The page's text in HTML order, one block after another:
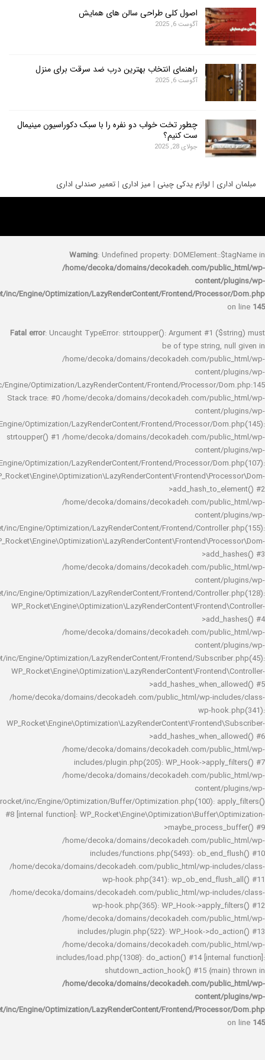
اصول کلی طراحی سالن های همایش
آگوست 6, 2025
راهنمای انتخاب بهترین درب ضد سرقت برای منزل
آگوست 6, 2025
چطور تخت خواب دو نفره را با سبک دکوراسیون مینیمال
ست کنیم؟
جولای 28, 2025
|لوازم یدکی چینی|میز اداری| تعمیر صندلی اداری
Warning: Undefined property:
/home/decoka/domains/decokadeh.com/
rocket/inc/Engine/Optimization/LazyRenderContent/Frontend/
Fatal error : Uncaught TypeError: strtoupper(): Argument #1
be of type string,
/home/decoka/domains/decokadeh.com/
rocket/inc/Engine/Optimization/LazyRenderContent/Frontend/Processor/
Stack trace: #0 /home/decoka/domains/decokadeh.com/
rocket/inc/Engine/Optimization/LazyRenderContent/Frontend/Processor/
strtoupper() #1 /home/decoka/domains/decokadeh.com/
rocket/inc/Engine/Optimization/LazyRenderContent/Frontend/Processor/
/home/decoka/domains/decokadeh.com/
rocket/inc/Engine/Optimization/LazyRenderContent/Frontend/
/home/decoka/domains/decokadeh.com/
rocket/inc/Engine/Optimization/LazyRenderContent/Frontend/
/home/decoka/domains/decokadeh.com/
rocket/inc/Engine/Optimization/LazyRenderContent/Frontend/
/home/decoka/domains/decokadeh.com/public_html/wp-
wp-
/home/decoka/domains/decokadeh.com/
includes/plugin.php(205): WP_Hook-
/home/decoka/domains/decokadeh.com/
rocket/inc/Engine/Optimization/Buffer/Optimization.php(100):
#8 [internal function]:
/home/decoka/domains/decokadeh.com/
includes/functions.php(5493):
/home/decoka/domains/decokadeh.com/public_html/wp-
wp-hook.php(341):
/home/decoka/domains/decokadeh.com/public_html/wp-
wp-hook.php(365): WP_Hook-
/home/decoka/domains/decokadeh.com/
includes/plugin.php(522): WP_Hook-
/home/decoka/domains/decokadeh.com/
includes/load.php(1308): do_action() #14
shutdown_action_hook() #15
/home/decoka/domains/decokadeh.com/
rocket/inc/Engine/Optimization/LazyRenderContent/Frontend/